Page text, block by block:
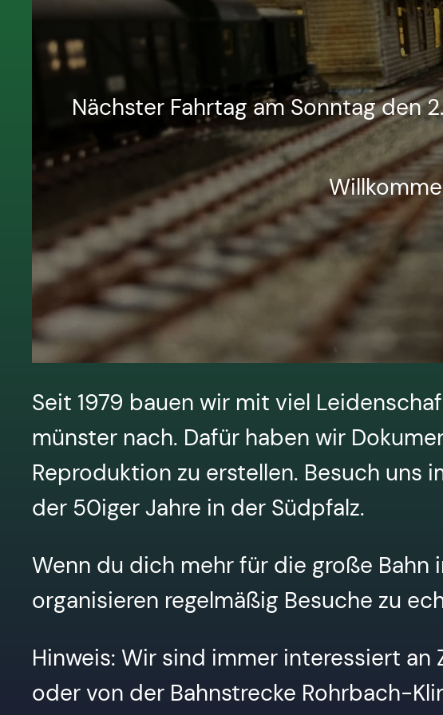
Nächster Fahrtag am Sonntag den
Seit 1979 bauen wir mit viel
münster nach. Dafür haben wir
Reproduktion zu erstellen. Besuch uns
der 50iger Jahre in der Südpfalz.
Wenn du dich mehr für die große
organisieren regelmäßig Besuche zu
Hinweis: Wir sind immer interessiert an
oder von der Bahnstrecke Rohrbach-